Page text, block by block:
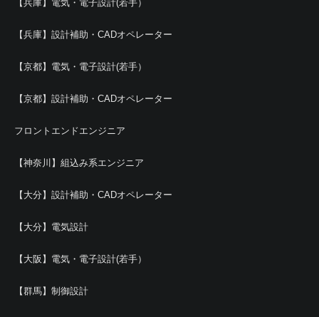
【兵庫】電気・電子設計(若手）
【兵庫】設計補助・CADオペレーター
【京都】電気・電子設計(若手）
【京都】設計補助・CADオペレーター
フロントエンドエンジニア
【神奈川】組込み系エンジニア
【大分】設計補助・CADオペレーター
【大分】電気設計
【大阪】電気・電子設計(若手）
【群馬】制御設計